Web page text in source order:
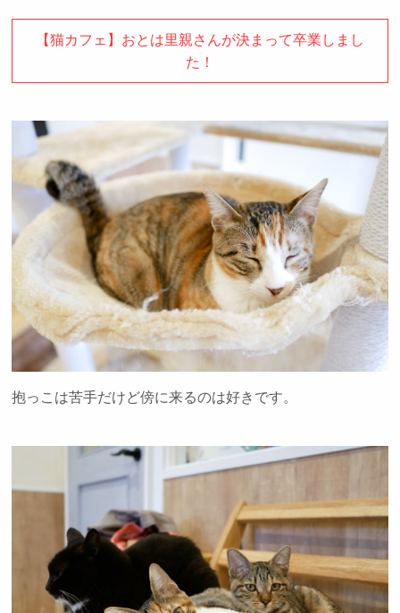
お問い合わせ
【猫カフェ】おとは里親さんが決まって卒業しまし
た！
抱っこは苦手だけど傍に来るのは好きです。